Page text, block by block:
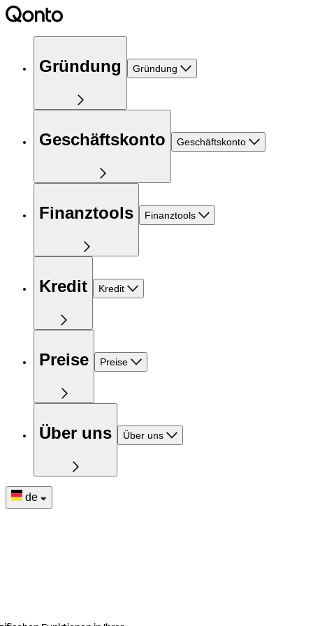
Gründung Gründung
Geschäftskonto Geschäftskonto
Finanztools Finanztools
Kredit Kredit
Preise Preise
Über uns Über uns
de